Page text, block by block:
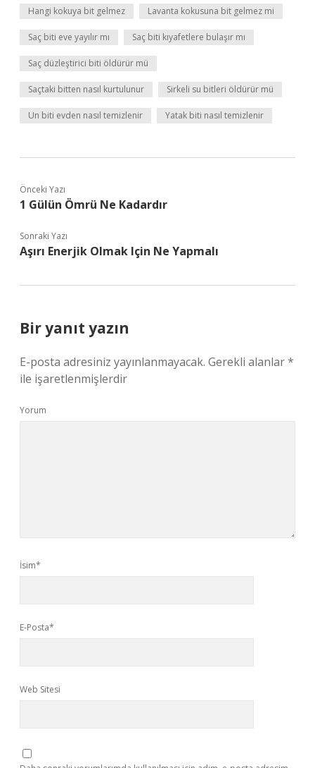
Hangi kokuya bit gelmez Lavanta kokusuna bit gelmez mi
Saç biti eve yayılır mı Saç biti kıyafetlere bulaşır mı
Saç düzleştirici biti öldürür mü
Saçtaki bitten nasıl kurtulunur Sirkeli su bitleri öldürür mü
Un biti evden nasıl temizlenir Yatak biti nasıl temizlenir
Önceki Yazı
1 Gülün Ömrü Ne Kadardır
Sonraki Yazı
Aşırı Enerjik Olmak Için Ne Yapmalı
Bir yanıt yazın
E-posta adresiniz yayınlanmayacak. Gerekli alanlar*
ile işaretlenmişlerdir
Yorum
İsim*
E-Posta*
Web Sitesi